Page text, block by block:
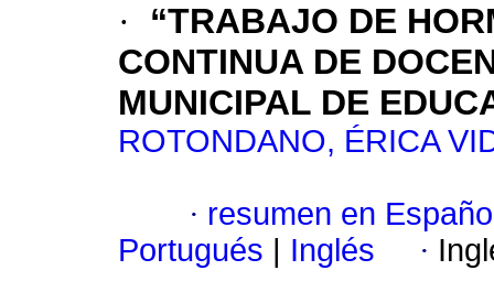
·
“TRABAJO DE
CONTINUA DE
MUNICIPAL DE
ROTONDANO, ÉRICA
· resumen en
Portugués
Inglés ·